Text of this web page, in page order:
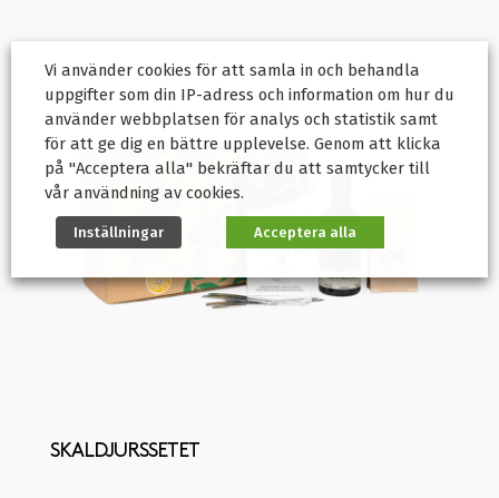
SKALDJURSSETET
Vi använder cookies för att samla in och behandla
uppgifter som din IP-adress och information om hur du
använder webbplatsen för analys och statistik samt
för att ge dig en bättre upplevelse. Genom att klicka
på "Acceptera alla" bekräftar du att samtycker till
vår användning av cookies.
Inställningar Acceptera alla